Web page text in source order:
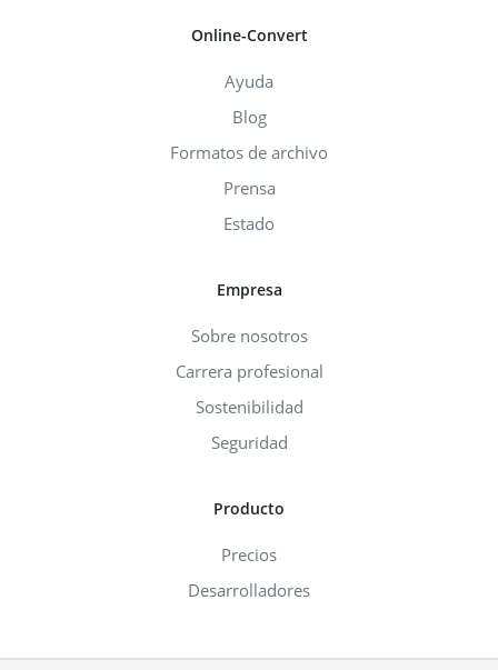
Online-Convert
Ayuda
Blog
Formatos de archivo
Prensa
Estado
Empresa
Sobre nosotros
Carrera profesional
Sostenibilidad
Seguridad
Producto
Precios
Desarrolladores